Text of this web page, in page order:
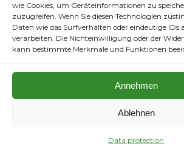
wie Cookies, um Geräteinformationen zu
zuzugreifen. Wenn Sie diesen Technologien
Daten wie das Surfverhalten oder eindeutige IDs
verarbeiten. Die Nichteinwilligung oder der
kann bestimmte Merkmale und Funktionen
Annehmen
Ablehnen
Data protection
Terms and Conditions
Imprint
Shipping
Copyright © 2024. All rights reserved